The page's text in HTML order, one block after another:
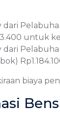
dari
untuk
dari
biaya